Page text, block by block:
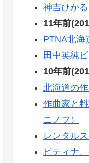
神吉ひか
11年前
PTNA北海
田中英純
10年前
北海道の
作曲家と
ニノフ）
レンタル
ピティナ